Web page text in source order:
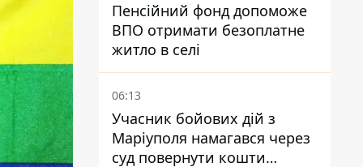
Пенсійний фонд допоможе
ВПО отримати безоплатне
житло в селі
06:13
Учасник бойових дій з
Маріуполя намагався через
суд повернути кошти